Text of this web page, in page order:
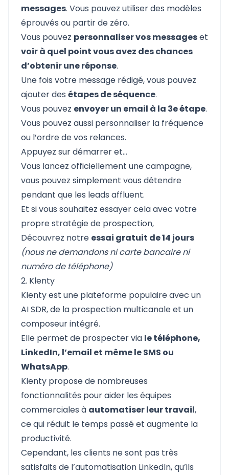
messages. Vous pouvez utiliser des modèles
éprouvés ou partir de zéro.
Vous pouvez personnaliser vos messageset
voir à quel point vous avez des chances
d’obtenir une réponse.
Une fois votre message rédigé, vous pouvez
ajouter des étapes de séquence.
Vous pouvez envoyer un email à la 3e étape.
Vous pouvez aussi personnaliser la fréquence
ou l’ordre de vos relances.
Appuyez sur démarrer et…
Vous lancez officiellement une campagne,
vous pouvez simplement vous détendre
pendant que les leads affluent.
Et si vous souhaitez essayer cela avec votre
propre stratégie de prospection,
Découvrez notre essai gratuit de 14 jours
(nous ne demandons ni carte bancaire ni
numéro de téléphone)
2. Klenty
Klentyest une plateforme populaire avec un
AI SDR, de la prospection multicanale et un
composeur intégré.
Elle permet de prospecter via le téléphone,
LinkedIn, l’email et même le SMS ou
WhatsApp.
Klenty propose de nombreuses
fonctionnalités pour aider les équipes
commerciales à automatiser leur travail,
ce qui réduit le temps passé et augmente la
productivité.
Cependant, les clients ne sont pas très
satisfaits de l’automatisation LinkedIn, qu’ils